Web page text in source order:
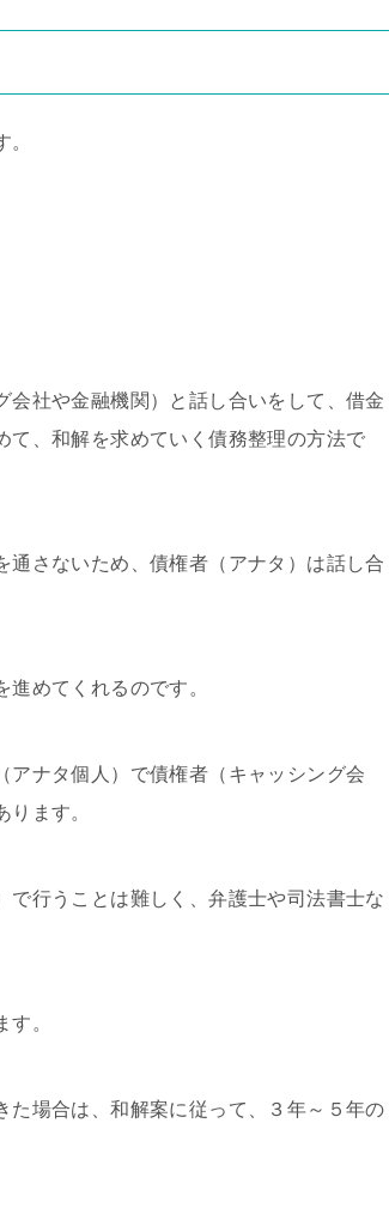
社や金融機関）と話し合いをして、借金
て、和解を求めていく債務整理の方法で
さないため、債権者（アナタ）は話し合
めてくれるのです。
ナタ個人）で債権者（キャッシング会
ます。
行うことは難しく、弁護士や司法書士な
。
場合は、和解案に従って、３年～５年の